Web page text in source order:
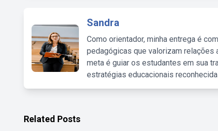
Sandra
Como orientador, minha entrega é
pedagógicas que valorizam relações
meta é guiar os estudantes em sua
estratégias educacionais
Related Posts